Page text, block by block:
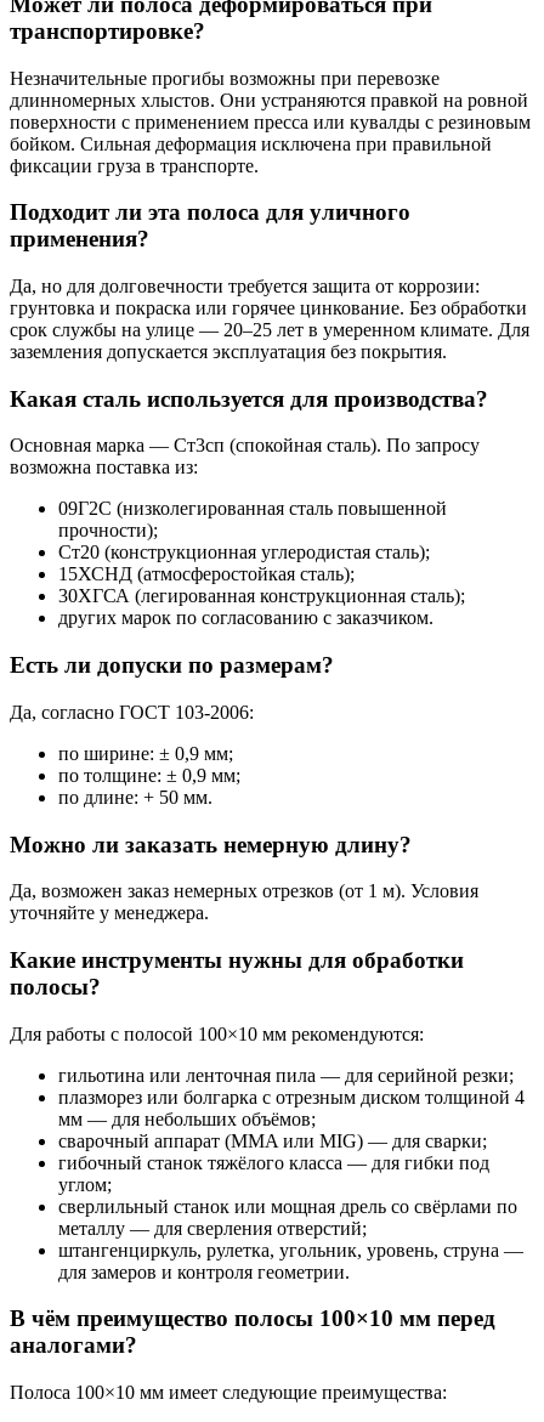
транспортировке?
Незначительные прогибы возможны при перевозке
длинномерных хлыстов. Они устраняются правкой на ровной
поверхности с применением пресса или кувалды с резиновым
бойком. Сильная деформация исключена при правильной
фиксации груза в транспорте.
Подходит ли эта полоса для уличного
применения?
Да, но для долговечности требуется защита от коррозии:
грунтовка и покраска или горячее цинкование. Без обработки
срок службы на улице — 20–25 лет в умеренном климате. Для
заземления допускается эксплуатация без покрытия.
Какая сталь используется для производства?
Основная марка — Ст3сп (спокойная сталь). По запросу
возможна поставка из:
09Г2С (низколегированная сталь повышенной
прочности);
Ст20 (конструкционная углеродистая сталь);
15ХСНД (атмосферостойкая сталь);
30ХГСА (легированная конструкционная сталь);
других марок по согласованию с заказчиком.
Есть ли допуски по размерам?
Да, согласно ГОСТ 103‑2006:
по ширине: ± 0,9 мм;
по толщине: ± 0,9 мм;
по длине: + 50 мм.
Можно ли заказать немерную длину?
Да, возможен заказ немерных отрезков (от 1 м). Условия
уточняйте у менеджера.
Какие инструменты нужны для обработки
полосы?
Для работы с полосой 100×10 мм рекомендуются:
гильотина или ленточная пила — для серийной резки;
плазморез или болгарка с отрезным диском толщиной 4
мм — для небольших объёмов;
сварочный аппарат (MMA или MIG) — для сварки;
гибочный станок тяжёлого класса — для гибки под
углом;
сверлильный станок или мощная дрель со свёрлами по
металлу — для сверления отверстий;
штангенциркуль, рулетка, угольник, уровень, струна —
для замеров и контроля геометрии.
В чём преимущество полосы 100×10 мм перед
аналогами?
Полоса 100×10 мм имеет следующие преимущества: